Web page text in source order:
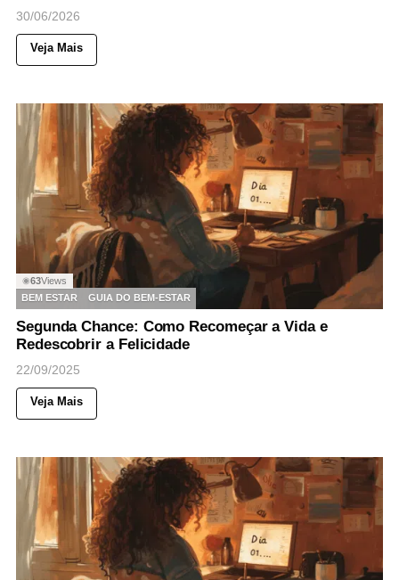
30/06/2026
Veja Mais
◉63Views
BEM ESTAR
GUIA DO BEM-ESTAR
Segunda Chance: Como Recomeçar a Vida e
Redescobrir a Felicidade
22/09/2025
Veja Mais